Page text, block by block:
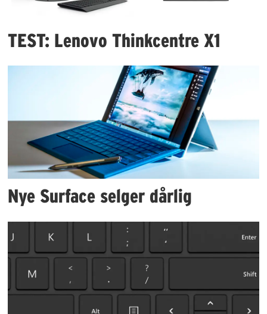
TEST: Lenovo Thinkcentre X1​
Nye Surface selger dårlig